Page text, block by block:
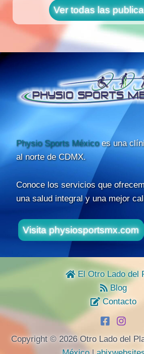
Ver todas las
Physio Sports Méxicoes una
al norte de CDMX.
Conoce los servicios que
una salud integral y una mejor
Visita physiosportsmx.com
El Otro Lado del
Blog
Contacto
Copyright © 2026 Otro Lado del